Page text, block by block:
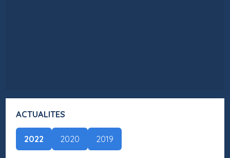
ACTUALITES
2022 2020 2019